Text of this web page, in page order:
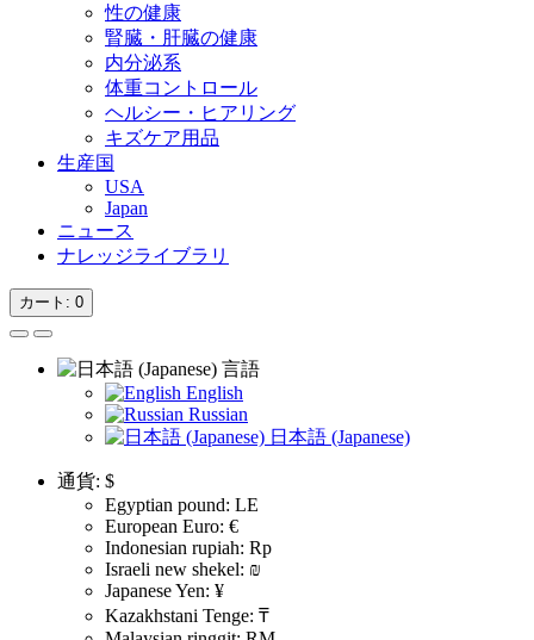
性の健康
腎臓・肝臓の健康
内分泌系
体重コントロール
ヘルシー・ヒアリング
キズケア用品
生産国
USA
Japan
ニュース
ナレッジライブラリ
カート : 0
言語
English
Russian
日本語 (Japanese)
通貨: $
Egyptian pound: LE
European Euro: €
Indonesian rupiah: Rp
Israeli new shekel: ₪
Japanese Yen: ¥
Kazakhstani Tenge: ₸